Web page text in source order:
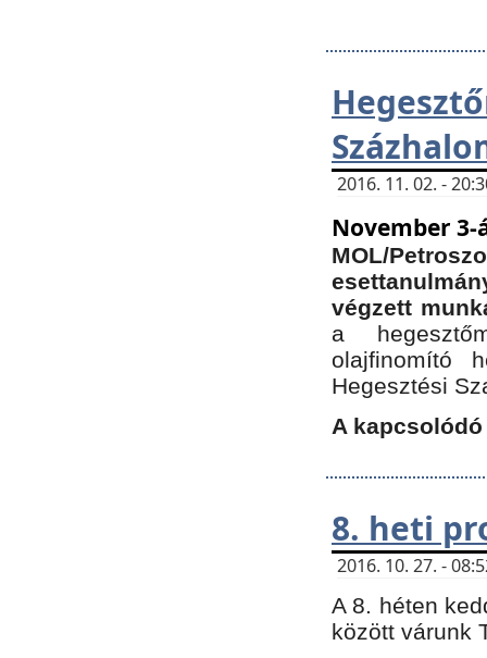
2016. 11. 02. -
November
MOL/
végzett
a
olajfinomító
Hegesztési
A
8. heti
2016. 10. 27. -
A 8. héten
között várunk